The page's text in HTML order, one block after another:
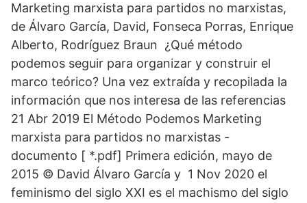
Marketing marxista para partidos no marxistas,
de Álvaro García, David, Fonseca Porras, Enrique
Alberto, Rodríguez Braun ¿Qué método
podemos seguir para organizar y construir el
marco teórico? Una vez extraída y recopilada la
información que nos interesa de las referencias
21 Abr 2019 El Método Podemos Marketing
marxista para partidos no marxistas -
documento [ *.pdf] Primera edición, mayo de
2015 © David Álvaro García y 1 Nov 2020 el
feminismo del siglo XXI es el machismo del siglo